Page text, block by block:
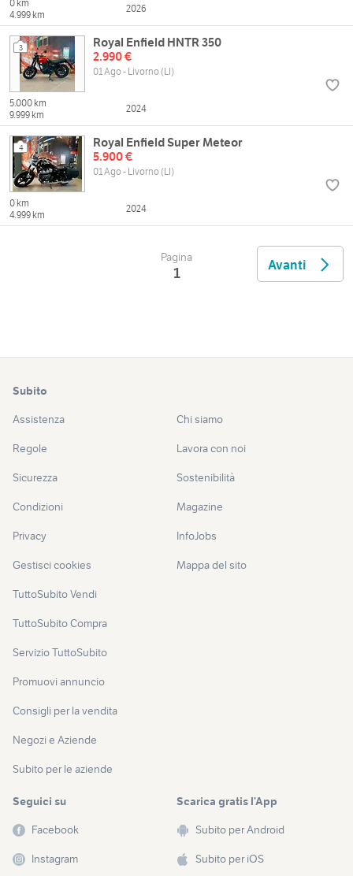
0 km
4.999 km
2026
3
Royal Enfield HNTR 350
2.990 €
01 Ago - Livorno (LI)
5.000 km
9.999 km
2024
4
Royal Enfield Super Meteor
5.900 €
01 Ago - Livorno (LI)
0 km
4.999 km
2024
Pagina
1 Avanti
Subito
Assistenza
Regole
Sicurezza
Condizioni
Privacy
Gestisci cookies
TuttoSubito Vendi
TuttoSubito Compra
Servizio TuttoSubito
Promuovi annuncio
Consigli per la vendita
Negozi e Aziende
Subito per le aziende
Chi siamo
Lavora con noi
Sostenibilità
Magazine
InfoJobs
Mappa del sito
Seguici su
Facebook
Instagram
Scarica gratis l’App
Subito per Android
Subito per iOS